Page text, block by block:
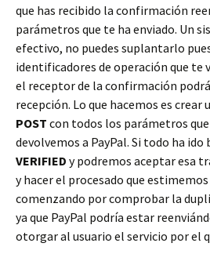
que has recibido la confirmación
parámetros que te ha enviado. Un
efectivo, no puedes suplantarlo
identificadores de operación que te
el receptor de la confirmación
recepción. Lo que hacemos es crear
POST con todos los parámetros que
devolvemos a PayPal. Si todo ha
VERIFIED y podremos aceptar esa
y hacer el procesado que
comenzando por comprobar la
ya que PayPal podría estar
otorgar al usuario el servicio por el